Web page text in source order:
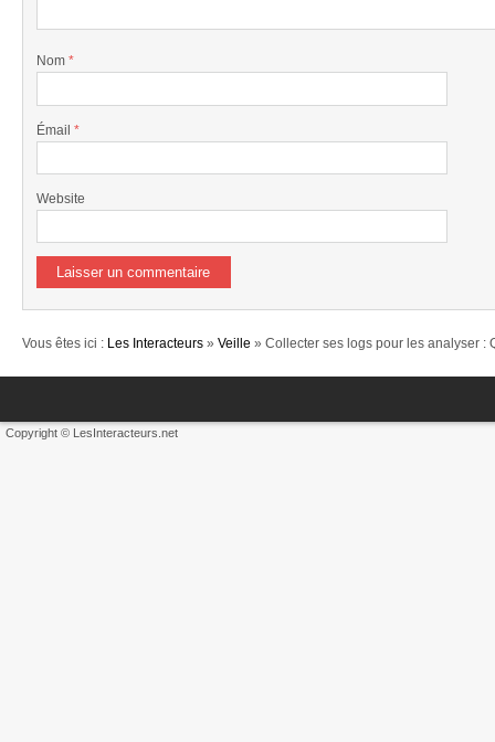
Nom *
Émail *
Website
Vous êtes ici : Les Interacteurs » Veille » Collecter ses logs pour les analyser :
Copyright © LesInteracteurs.net